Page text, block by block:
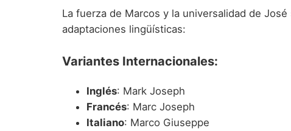
La fuerza de Marcos y la universalidad de
adaptaciones lingüísticas:
Variantes Internacionales:
Inglés: Mark Joseph
Francés: Marc Joseph
Italiano: Marco Giuseppe